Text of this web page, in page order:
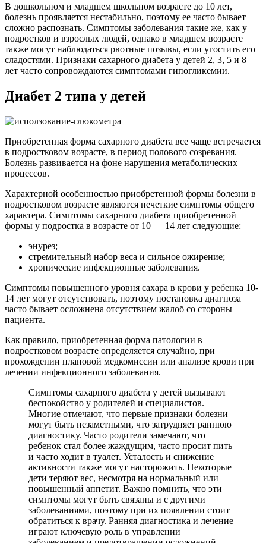
В дошкольном и младшем школьном возрасте до 10 лет,
болезнь проявляется нестабильно, поэтому ее часто бывает
сложно распознать. Симптомы заболевания такие же, как у
подростков и взрослых людей, однако в младшем возрасте
также могут наблюдаться рвотные позывы, если угостить его
сладостями. Признаки сахарного диабета у детей 2, 3, 5 и 8
лет часто сопровождаются симптомами гипогликемии.
Диабет 2 типа у детей
Приобретенная форма сахарного диабета все чаще встречается
в подростковом возрасте, в период полового созревания.
Болезнь развивается на фоне нарушения метаболических
процессов.
Характерной особенностью приобретенной формы болезни в
подростковом возрасте являются нечеткие симптомы общего
характера. Симптомы сахарного диабета приобретенной
формы у подростка в возрасте от 10 — 14 лет следующие:
энурез;
стремительный набор веса и сильное ожирение;
хронические инфекционные заболевания.
Симптомы повышенного уровня сахара в крови у ребенка 10-
14 лет могут отсутствовать, поэтому постановка диагноза
часто бывает осложнена отсутствием жалоб со стороны
пациента.
Как правило, приобретенная форма патологии в
подростковом возрасте определяется случайно, при
прохождении плановой медкомиссии или анализе крови при
лечении инфекционного заболевания.
Симптомы сахарного диабета у детей вызывают
беспокойство у родителей и специалистов.
Многие отмечают, что первые признаки болезни
могут быть незаметными, что затрудняет раннюю
диагностику. Часто родители замечают, что
ребенок стал более жаждущим, часто просит пить
и часто ходит в туалет. Усталость и снижение
активности также могут насторожить. Некоторые
дети теряют вес, несмотря на нормальный или
повышенный аппетит. Важно помнить, что эти
симптомы могут быть связаны и с другими
заболеваниями, поэтому при их появлении стоит
обратиться к врачу. Ранняя диагностика и лечение
играют ключевую роль в управлении